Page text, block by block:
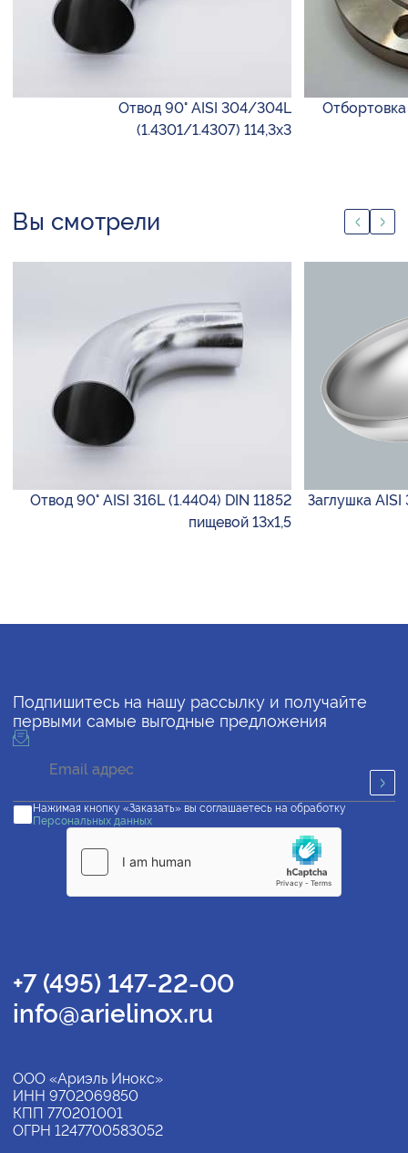
Отвод 90° AISI 304/304L
(1.4301/1.4307) 114,3х3
Отбортовка
Вы смотрели
Отвод 90° AISI 316L (1.4404) DIN 11852
пищевой 13х1,5
Заглушка
Подпишитесь на нашу рассылку и получайте
первыми самые выгодные предложения
Нажимая кнопку «Заказать» вы соглашаетесь на обработку
Персональных данных
+7 (495) 147-22-00
info@arielinox.ru
ООО «Ариэль Инокс»
ИНН 9702069850
КПП 770201001
ОГРН 1247700583052